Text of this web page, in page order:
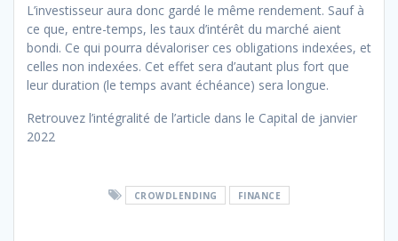
L’investisseur aura donc gardé le même rendement. Sauf à
ce que, entre-temps, les taux d’intérêt du marché aient
bondi. Ce qui pourra dévaloriser ces obligations indexées, et
celles non indexées. Cet effet sera d’autant plus fort que
leur duration (le temps avant échéance) sera longue.
Retrouvez l’intégralité de l’article dans le Capital de janvier
2022
CROWDLENDING FINANCE